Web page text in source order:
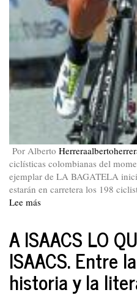
Por Alberto
ciclísticas colombianas del
ejemplar de LA BAGATELA
estarán en carretera los 198
Lee más
Francia
2017.
SALDRÁN
CHISPAS
A ISAACS LO
ISAACS. Entre
historia y la